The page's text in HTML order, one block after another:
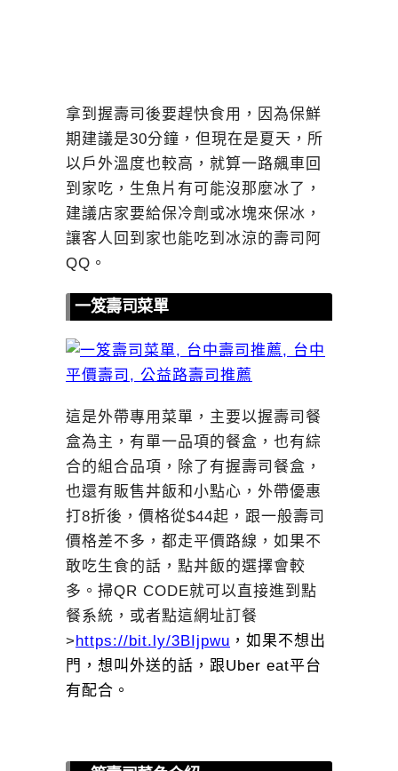
拿到握壽司後要趕快食用，因為保鮮
期建議是30分鐘，但現在是夏天，所
以戶外溫度也較高，就算一路飆車回
到家吃，生魚片有可能沒那麼冰了，
建議店家要給保冷劑或冰塊來保冰，
讓客人回到家也能吃到冰涼的壽司阿
QQ。
一笈壽司菜單
這是外帶專用菜單，主要以握壽司餐
盒為主，有單一品項的餐盒，也有綜
合的組合品項，除了有握壽司餐盒，
也還有販售丼飯和小點心，外帶優惠
打8折後，價格從$44起，跟一般壽司
價格差不多，都走平價路線，如果不
敢吃生食的話，點丼飯的選擇會較
多。掃QR CODE就可以直接進到點
餐系統，或者點這網址訂餐
>https://bit.ly/3BIjpwu ，如果不想出
門，想叫外送的話，跟Uber eat平台
有配合。